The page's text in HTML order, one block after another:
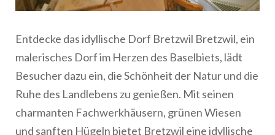
Entdecke das idyllische Dorf Bretzwil Bretzwil, ein
malerisches Dorf im Herzen des Baselbiets, lädt
Besucher dazu ein, die Schönheit der Natur und die
Ruhe des Landlebens zu genießen. Mit seinen
charmanten Fachwerkhäusern, grünen Wiesen
und sanften Hügeln bietet Bretzwil eine idyllische